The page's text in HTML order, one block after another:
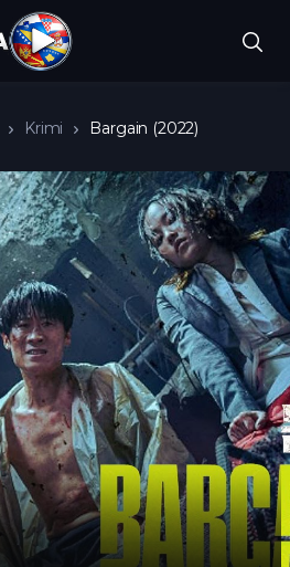
Krimi Bargain (2022)